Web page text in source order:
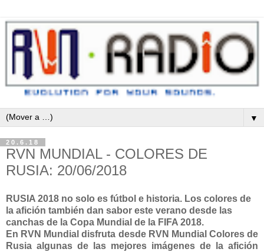
▼
20.6.18
RVN MUNDIAL - COLORES DE
RUSIA: 20/06/2018
RUSIA 2018 no solo es fútbol e historia. Los colores de
la afición también dan sabor este verano desde las
canchas de la Copa Mundial de la FIFA 2018.
En RVN Mundial disfruta desde RVN Mundial Colores de
Rusia algunas de las mejores imágenes de la afición